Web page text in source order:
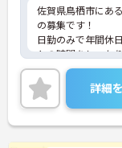
佐賀県鳥栖市にあ
の募集です！
日勤のみで年間休
トの時間をしっか
すい職場です◎
また、社会保険完
の取得実績もあり
が整っています！
ご興味ある方は面
お気軽にご連絡く
詳細